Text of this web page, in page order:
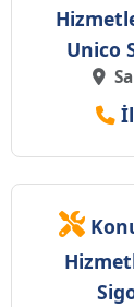
Unico